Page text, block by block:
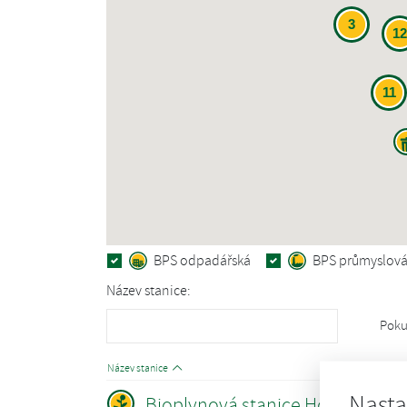
11
12
3
BPS odpadářská BPS průmyslová
Název stanice:
Název stanice